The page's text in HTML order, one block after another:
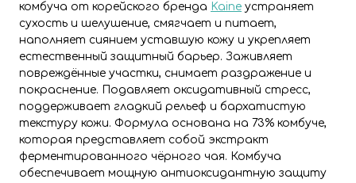
комбуча от корейского бренда Kaine устраняет
сухость и шелушение, смягчает и питает,
наполняет сиянием уставшую кожу и укрепляет
естественный защитный барьер. Заживляет
повреждённые участки, снимает раздражение и
покраснение. Подавляет оксидативный стресс,
поддерживает гладкий рельеф и бархатистую
текстуру кожи. Формула основана на 73% комбуче,
которая представляет собой экстракт
ферментированного чёрного чая. Комбуча
обеспечивает мощную антиоксидантную защиту